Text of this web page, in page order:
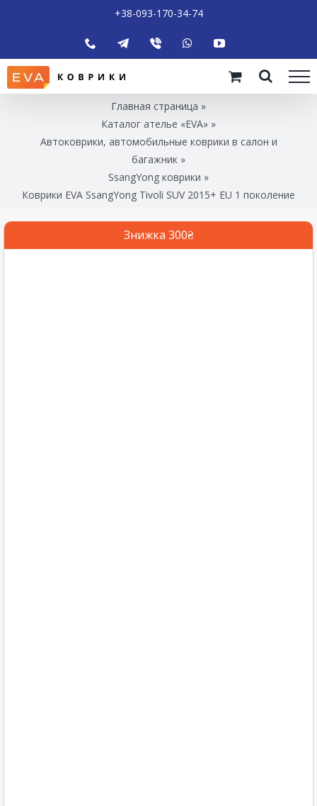
+38-093-170-34-74
Главная страница »
Каталог ателье «EVA» »
Автоковрики, автомобильные коврики в салон и
багажник »
SsangYong коврики »
Коврики EVA SsangYong Tivoli SUV 2015+ EU 1 поколение
Знижка 300₴